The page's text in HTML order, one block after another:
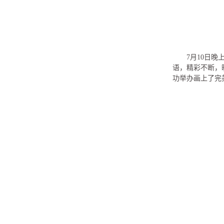
7月10日晚
语，精彩不断，
功举办画上了完